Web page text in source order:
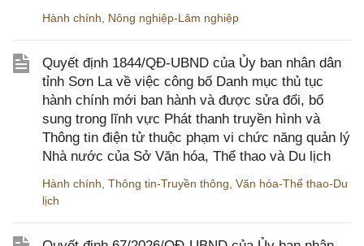
Hành chính, Nông nghiệp-Lâm nghiệp
Quyết định 1844/QĐ-UBND của Ủy ban nhân dân
tỉnh Sơn La về việc công bố Danh mục thủ tục
hành chính mới ban hành và được sửa đổi, bổ
sung trong lĩnh vực Phát thanh truyền hình và
Thông tin điện tử thuộc phạm vi chức năng quản lý
Nhà nước của Sở Văn hóa, Thể thao và Du lịch
Hành chính, Thông tin-Truyền thông, Văn hóa-Thể thao-Du
lịch